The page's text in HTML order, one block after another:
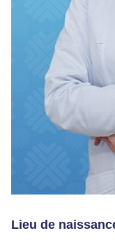
Lieu de